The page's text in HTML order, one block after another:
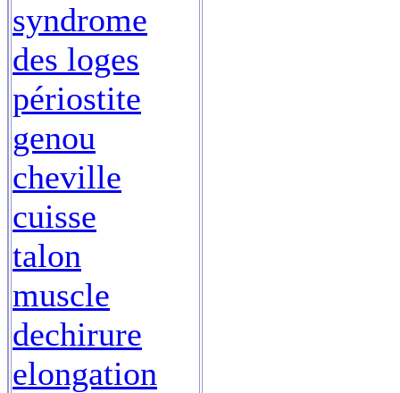
syndrome
des loges
périostite
genou
cheville
cuisse
talon
muscle
dechirure
elongation